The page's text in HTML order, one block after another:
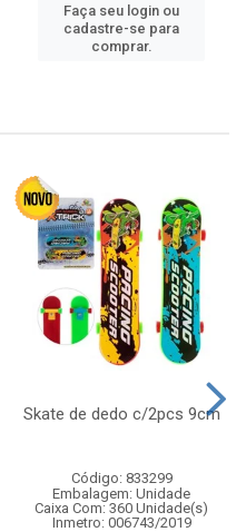
Faça seu login ou
cadastre-se para
comprar.
Skate de dedo c/2pcs 9cm
Código: 833299
Embalagem: Unidade
Caixa Com: 360 Unidade(s)
Inmetro: 006743/2019